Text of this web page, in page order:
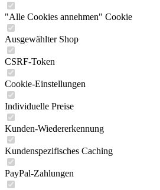
"Alle Cookies annehmen" Cookie
Ausgewählter Shop
CSRF-Token
Cookie-Einstellungen
Individuelle Preise
Kunden-Wiedererkennung
Kundenspezifisches Caching
PayPal-Zahlungen